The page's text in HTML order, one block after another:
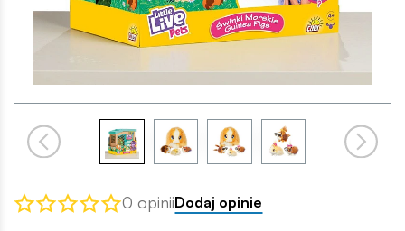
0 opiniiDodaj opinie